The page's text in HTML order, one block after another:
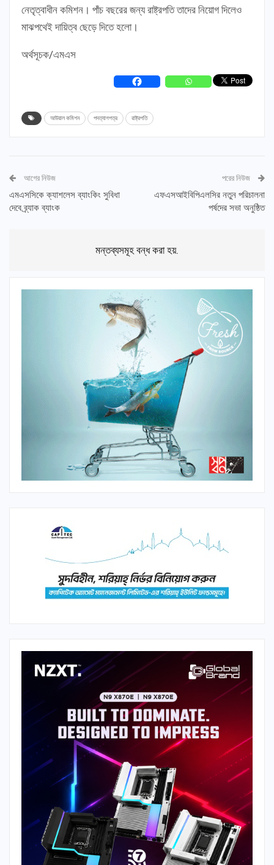
নেতৃত্বাধীন কমিশন। পাঁচ বছরের জন্য রাষ্ট্রপতি তাদের নিয়োগ দিলেও
মাঝপথেই দায়িত্ব ছেড়ে দিতে হলো।
অর্থসূচক/এমএস
আউয়াল কমিশন পদত্যাগপত্র রাষ্ট্রপতি
আগের নিউজ
এমএসসিকে ক্যাশলেস ব্যাংকিং সুবিধা
দেবে ব্র্যাক ব্যাংক
পরের নিউজ
এফএসআইবিপিএলসির নতুন পরিচালনা
পর্ষদের সভা অনুষ্ঠিত
মন্তব্যসমূহ বন্ধ করা হয়.